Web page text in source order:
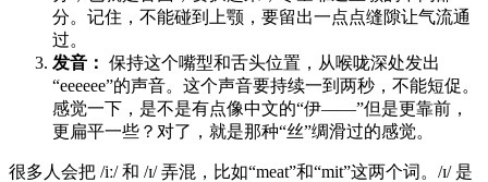
分。记住，不能碰到上颚，要留出一点点缝隙让气流通
过。
发音： 保持这个嘴型和舌头位置，从喉咙深处发出
“eeeeee”的声音。这个声音要持续一到两秒，不能短促。
感觉一下，是不是有点像中文的“伊——”但是更靠前，
更扁平一些？对了，就是那种“丝”绸滑过的感觉。
很多人会把 /iː/ 和 /ɪ/ 弄混，比如“meat”和“mit”这两个词。/ɪ/ 是